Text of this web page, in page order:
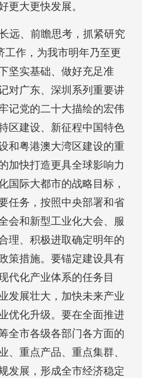
更大更快发展。
远、前瞻思考，抓紧研究
工作，为我市明年乃至更
坚实基础、做好充足准
对广东、深圳系列重要讲
记党的二十大描绘的宏伟
区建设、新征程中国特色
和粤港澳大湾区建设的重
加快打造更具全球影响力
国际大都市的战略目标，
任务，按照中央部署和省
会和新型工业化大会、服
理、积极进取确定明年的
策措施。要锚定建设具有
代化产业体系的任务目
发展壮大，加快未来产业
优化升级。要在全面推进
全市各级各部门各方面的
、重点产品、重点集群、
发展，形成全市经济稳定